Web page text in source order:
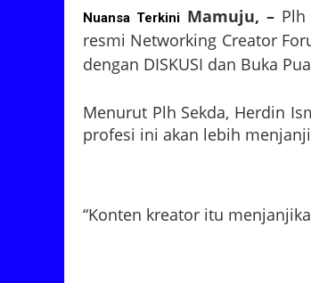
Nuansa Terkini Mamuju, –
resmi Networking Creator
dengan DISKUSI dan Buka
Menurut Plh Sekda, Herdin
profesi ini akan lebih
“Konten kreator itu